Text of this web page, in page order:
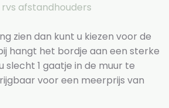
afstandhouders
zien dan kunt u kiezen voor de
hangt het bordje aan een sterke
slecht 1 gaatje in de muur te
voor een meerprijs van